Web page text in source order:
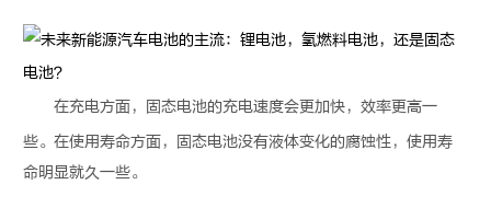
在充电方面， 固态电池的充电速度会更加快，效率更高一
些。在使用寿命方面，
固态电池没有液体变化的腐蚀性，使用寿
命明显就久一些。